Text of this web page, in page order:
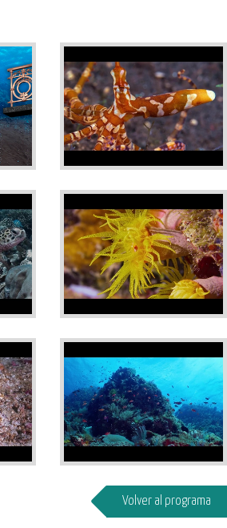
Volver al programa